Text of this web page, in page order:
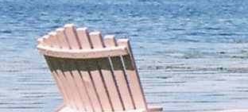
villégiature pour VR, camping et
chalets offrent des escapades
inoubliables pour les clients
saisonniers et pour la nuit.
Commencez à planifier votre
escapade idéale avec Parkbridge RV